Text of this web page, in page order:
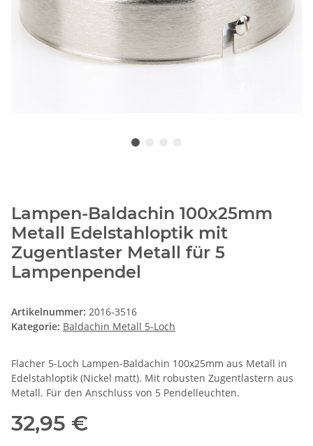
Lampen-Baldachin 100x25mm
Metall Edelstahloptik mit
Zugentlaster Metall für 5
Lampenpendel
Artikelnummer: 2016-3516
Kategorie: Baldachin Metall 5-Loch
Flacher 5-Loch Lampen-Baldachin 100x25mm aus Metall in
Edelstahloptik (Nickel matt). Mit robusten Zugentlastern aus
Metall. Für den Anschluss von 5 Pendelleuchten.
32,95 €